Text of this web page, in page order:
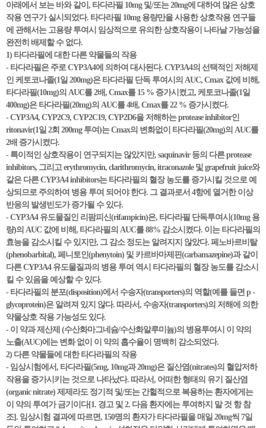
아래에서 보는 바와 같이, 타다라필 10mg 및/또는 20mg에 대하여 많은 상호
작용 연구가 실시되었다. 타다라필 10mg 용량만을 사용한 상호작용 연구들
에 관해서는 고용량 투여시 임상적으로 유의한 상호작용이 나타날 가능성을
완전히 배제할 수 없다.
1) 타다라필에 대한 다른 약물들의 작용
- 타다라필은 주로 CYP3A4에 의하여 대사된다. CYP3A4의 선택적인 저해제
인 케토코나졸(1일 200mg)은 타다라필 단독 투여시의 AUC, Cmax 값에 비해,
타다라필(10mg)의 AUC를 2배, Cmax를 15 % 증가시켰고, 케토코나졸(1일
400mg)은 타다라필(20mg)의 AUC를 4배, Cmax를 22 % 증가시켰다.
- CYP3A4, CYP2C9, CYP2C19, CYP2D6을 저해하는 protease inhibitor인
ritonavir(1일 2회 200mg 투여)는 Cmax의 변화없이 타다라필(20mg)의 AUC를
2배 증가시켰다.
- 특이적인 상호작용이 연구되지는 않았지만, saquinavir 등의 다른 protease
inhibitors, 그리고 erythromycin, clarithromycin, itraconazole 및 grapefruit juice와
같은 다른 CYP3A4 inhibitors는 타다라필의 혈장 농도를 증가시킬 것으로 예
상되므로 주의하여 병용 투여 되어야 한다. 그 결과로서 4항에 열거한 이상
반응의 발생빈도가 증가될 수 있다.
- CYP3A4 유도물질인 리팜피신(rifampicin)은, 타다라필 단독투여시(10mg 용
량)의 AUC 값에 비해, 타다라필의 AUC를 88% 감소시켰다. 이는 타다라필의
효능을 감소시킬 수 있지만, 그 감소 정도는 알려지지 않았다. 페노바르비탈
(phenobarbital), 페니토인(phenytoin) 및 카르바마제핀(carbamazepine)과 같이
다른 CYP3A4 유도물질과의 병용 투여 역시 타다라필의 혈장 농도를 감소시
킬 수 있음을 예상할 수 있다.
- 타다라필의 분포(disposition)에서 수송자(transporters)의 역할(예를 들면 p -
glycoprotein)은 알려져 있지 않다. 따라서, 수송자(transporters)의 저해에 의한
약물상호 작용 가능성도 있다.
- 이 약과 제산제 (수산화마그네슘/수산화알루미늄)의 병용투여시 이 약의
노출(AUC)에는 변화 없이 이 약의 흡수율이 명백히 감소되었다.
2) 다른 약물들에 대한 타다라필의 작용
- 임상시험에서, 타다라필(5mg, 10mg과 20mg)은 질산염(nitrates)의 혈압저하
작용을 증가시키는 것으로 나타났다. 따라서, 어떠한 형태의 유기 질산염
(organic nitrate) 제제라도 정기적 및/또는 간헐적으로 복용하는 환자에게는
이 약의 투여가 금기이다[1. 경고 및 2. 다음 환자에는 투여하지 말 것 항 참
조]. 임상시험 결과에 따르면, 150명의 환자가 타다라필을 매일 20mg씩 7일